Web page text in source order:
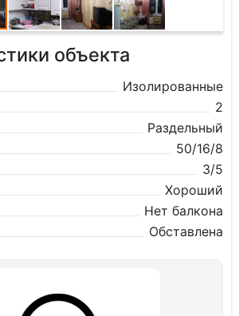
объекта
Изолированные
2
Раздельный
50/16/8
3/5
Хороший
Нет балкона
Обставлена